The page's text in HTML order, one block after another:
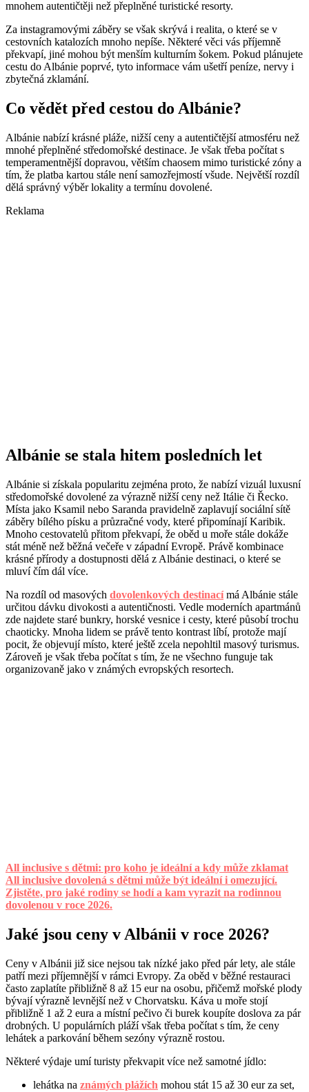
mnohem autentičtěji než přeplněné turistické resorty.
Za instagramovými záběry se však skrývá i realita, o které se v
cestovních katalozích mnoho nepíše. Některé věci vás příjemně
překvapí, jiné mohou být menším kulturním šokem. Pokud plánujete
cestu do Albánie poprvé, tyto informace vám ušetří peníze, nervy i
zbytečná zklamání.
Co vědět před cestou do Albánie?
Albánie nabízí krásné pláže, nižší ceny a autentičtější atmosféru než
mnohé přeplněné středomořské destinace. Je však třeba počítat s
temperamentnější dopravou, větším chaosem mimo turistické zóny a
tím, že platba kartou stále není samozřejmostí všude. Největší rozdíl
dělá správný výběr lokality a termínu dovolené.
Reklama
Albánie se stala hitem posledních let
Albánie si získala popularitu zejména proto, že nabízí vizuál luxusní
středomořské dovolené za výrazně nižší ceny než Itálie či Řecko.
Místa jako Ksamil nebo Saranda pravidelně zaplavují sociální sítě
záběry bílého písku a průzračné vody, které připomínají Karibik.
Mnoho cestovatelů přitom překvapí, že oběd u moře stále dokáže
stát méně než běžná večeře v západní Evropě. Právě kombinace
krásné přírody a dostupnosti dělá z Albánie destinaci, o které se
mluví čím dál více.
Na rozdíl od masových dovolenkových destinacímá Albánie stále
určitou dávku divokosti a autentičnosti. Vedle moderních apartmánů
zde najdete staré bunkry, horské vesnice i cesty, které působí trochu
chaoticky. Mnoha lidem se právě tento kontrast líbí, protože mají
pocit, že objevují místo, které ještě zcela nepohltil masový turismus.
Zároveň je však třeba počítat s tím, že ne všechno funguje tak
organizovaně jako v známých evropských resortech.
All inclusive s dětmi: pro koho je ideální a kdy může zklamat
All inclusive dovolená s dětmi může být ideální i omezující.
Zjistěte, pro jaké rodiny se hodí a kam vyrazit na rodinnou
dovolenou v roce 2026.
Jaké jsou ceny v Albánii v roce 2026?
Ceny v Albánii již sice nejsou tak nízké jako před pár lety, ale stále
patří mezi příjemnější v rámci Evropy. Za oběd v běžné restauraci
často zaplatíte přibližně 8 až 15 eur na osobu, přičemž mořské plody
bývají výrazně levnější než v Chorvatsku. Káva u moře stojí
přibližně 1 až 2 eura a místní pečivo či burek koupíte doslova za pár
drobných. U populárních pláží však třeba počítat s tím, že ceny
lehátek a parkování během sezóny výrazně rostou.
Některé výdaje umí turisty překvapit více než samotné jídlo:
lehátka na známých plážích mohou stát 15 až 30 eur za set,